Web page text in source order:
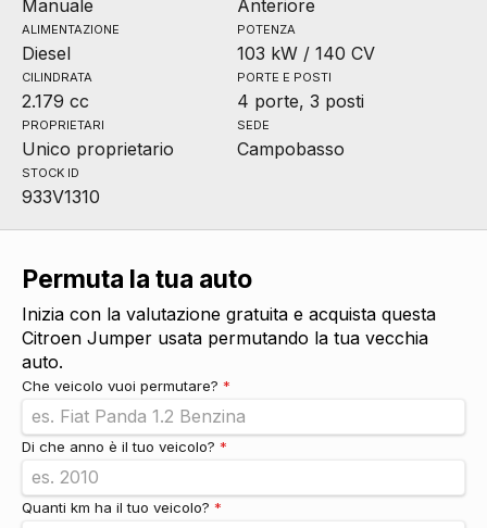
Manuale Anteriore
ALIMENTAZIONE
Diesel
POTENZA
103 kW / 140 CV
CILINDRATA
2.179 cc
PORTE E POSTI
4 porte, 3 posti
PROPRIETARI
Unico proprietario
SEDE
Campobasso
STOCK ID
933V1310
Permuta la tua auto
Inizia con la valutazione gratuita e acquista questa
Citroen Jumper usata permutando la tua vecchia
auto.
Che veicolo vuoi permutare? *
Di che anno è il tuo veicolo? *
Quanti km ha il tuo veicolo? *